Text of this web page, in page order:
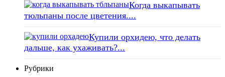
Когда выкапывать
тюльпаны после цветения....
Купили орхидею, что делать
дальше, как ухаживать?...
Рубрики